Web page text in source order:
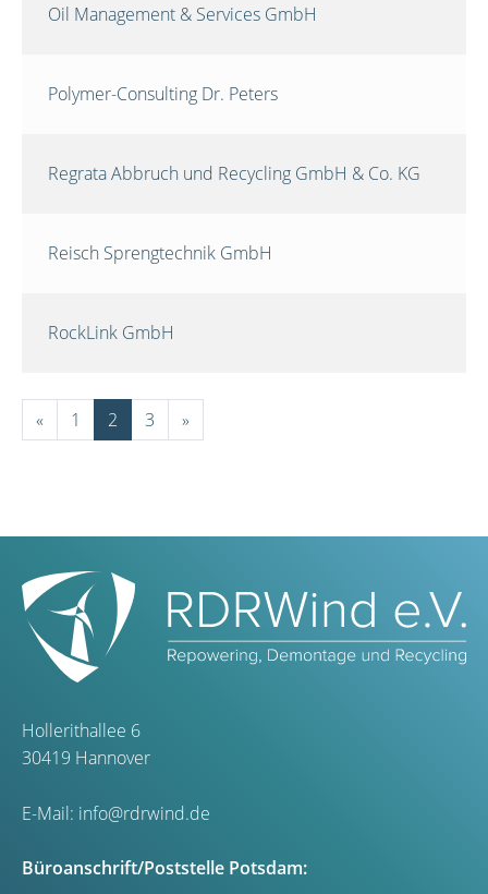
Oil Management & Services GmbH
Polymer-Consulting Dr. Peters
Regrata Abbruch und Recycling GmbH & Co. KG
Reisch Sprengtechnik GmbH
RockLink GmbH
« 1 2 3 »
Hollerithallee 6
30419 Hannover
E-Mail: info@rdrwind.de
Büroanschrift/Poststelle Potsdam: